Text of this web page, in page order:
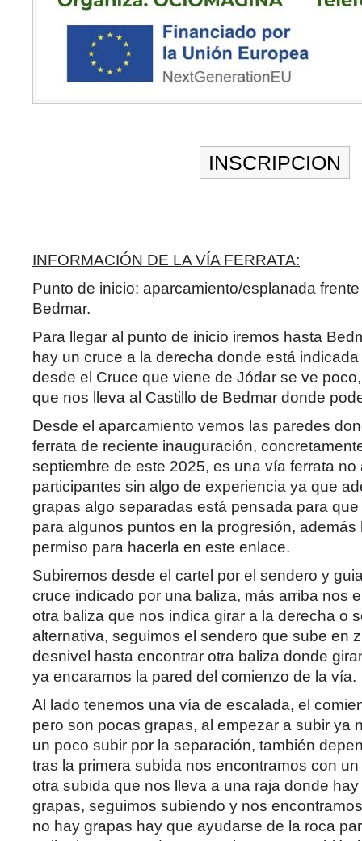
INSCRIPCION
INFORMACIÓN DE LA VÍA FERRATA:
Punto de inicio: aparcamiento/esplanada
Bedmar.
Para llegar al punto de inicio iremos hasta
hay un cruce a la derecha donde está
desde el Cruce que viene de Jódar se ve
que nos lleva al Castillo de Bedmar donde
Desde el aparcamiento vemos las paredes
ferrata de reciente inauguración,
septiembre de este 2025, es una vía ferrata no
participantes sin algo de experiencia ya que
grapas algo separadas está pensada para
para algunos puntos en la progresión,
permiso para hacerla en este enlace.
Subiremos desde el cartel por el sendero y
cruce indicado por una baliza, más arriba nos
otra baliza que nos indica girar a la derecha o
alternativa, seguimos el sendero que sube en
desnivel hasta encontrar otra baliza donde
ya encaramos la pared del comienzo de la vía.
Al lado tenemos una vía de escalada, el
pero son pocas grapas, al empezar a subir ya
un poco subir por la separación, también
tras la primera subida nos encontramos con
otra subida que nos lleva a una raja donde
grapas, seguimos subiendo y nos
no hay grapas hay que ayudarse de la roca